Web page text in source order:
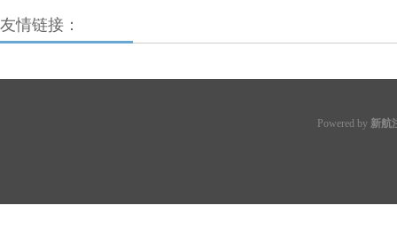
友情链接：
Powered by 新航